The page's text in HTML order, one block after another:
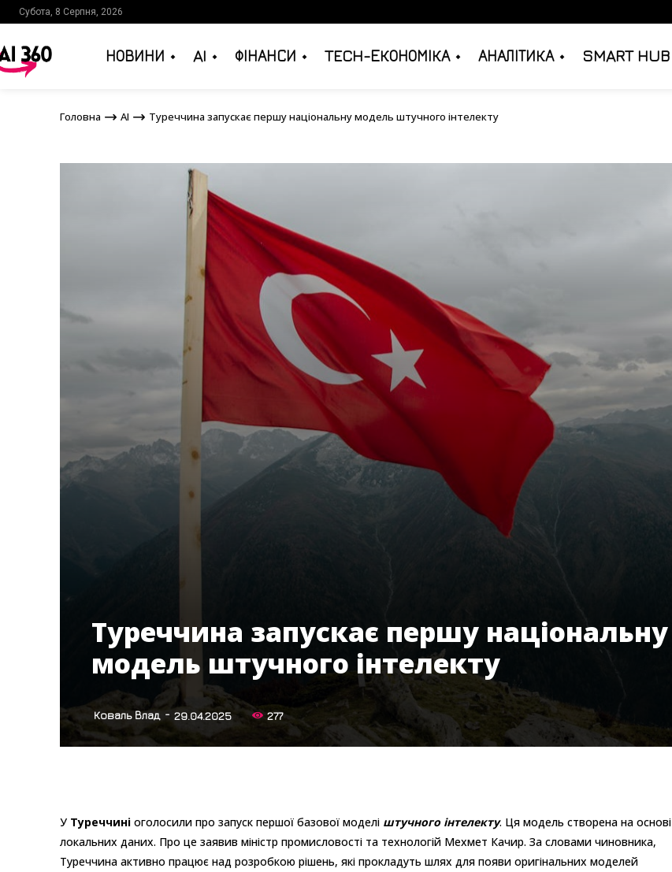
Субота, 8 Серпня, 2026
НОВИНИ AI ФІНАНСИ TECH-ЕКОНОМІКА АНАЛІТИКА SMART HUB
Головна AI Туреччина запускає першу національну модель штучного інтелекту
Головна AI Туреччина запускає першу національну модель штучного інтелекту
Туреччина запускає першу національну
модель штучного інтелекту
Коваль Влад - 29.04.2025 277
У Туреччині оголосили про запуск першої базової моделі штучного інтелекту. Ця модель створена на основі
локальних даних. Про це заявив міністр промисловості та технологій Мехмет Качир. За словами чиновника,
Туреччина активно працює над розробкою рішень, які прокладуть шлях для появи оригінальних моделей